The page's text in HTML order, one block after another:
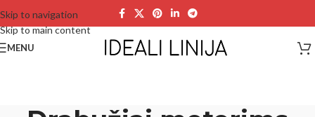
Skip to navigation
Skip to main content
MENU